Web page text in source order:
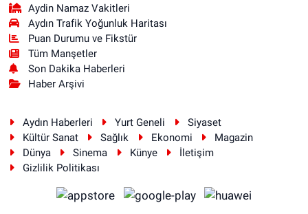
Aydin Namaz Vakitleri
Aydın Trafik Yoğunluk Haritası
Puan Durumu ve Fikstür
Tüm Manşetler
Son Dakika Haberleri
Haber Arşivi
Aydın Haberleri Yurt Geneli
Siyaset
Kültür Sanat
Sağlık Ekonomi
Magazin
Dünya
Sinema Künye
İletişim
Gizlilik Politikası